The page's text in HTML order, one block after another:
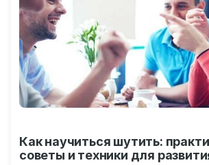
Как научиться шутить:
советы и техники для